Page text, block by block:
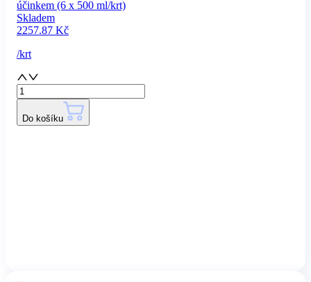
účinkem (6 x 500 ml/krt)
Skladem
2257.87 Kč
/krt
Do košíku